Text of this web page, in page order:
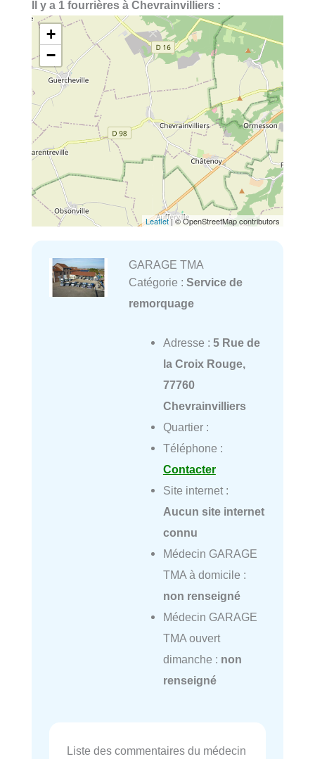
Il y a 1 fourrières à Chevrainvilliers :
+
−
Leaflet| © OpenStreetMap contributors
GARAGE TMA
Catégorie : Service de
remorquage
Adresse : 5 Rue de
la Croix Rouge,
77760
Chevrainvilliers
Quartier :
Téléphone :
Contacter
Site internet :
Aucun site internet
connu
Médecin GARAGE
TMA à domicile :
non renseigné
Médecin GARAGE
TMA ouvert
dimanche : non
renseigné
Liste des commentaires du médecin